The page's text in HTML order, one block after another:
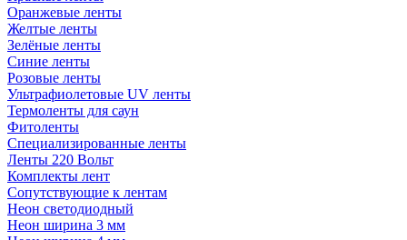
Оранжевые ленты
Желтые ленты
Зелёные ленты
Синие ленты
Розовые ленты
Ультрафиолетовые UV ленты
Термоленты для саун
Фитоленты
Специализированные ленты
Ленты 220 Вольт
Комплекты лент
Сопутствующие к лентам
Неон светодиодный
Неон ширина 3 мм